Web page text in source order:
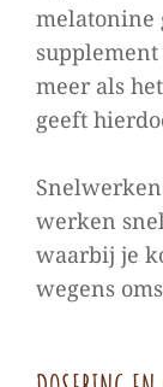
melatonine
meer als
geeft
werken
waarbij je
wegens